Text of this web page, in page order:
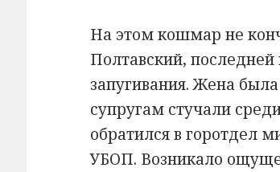
На этом кошмар не
Полтавский,
запугивания. Жена
супругам стучали
обратился в горотдел
УБОП. Возникало